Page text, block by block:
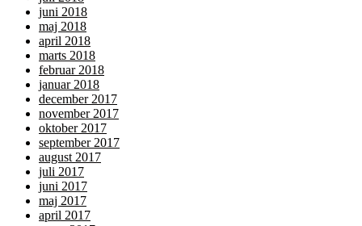
juni 2018
maj 2018
april 2018
marts 2018
februar 2018
januar 2018
december 2017
november 2017
oktober 2017
september 2017
august 2017
juli 2017
juni 2017
maj 2017
april 2017